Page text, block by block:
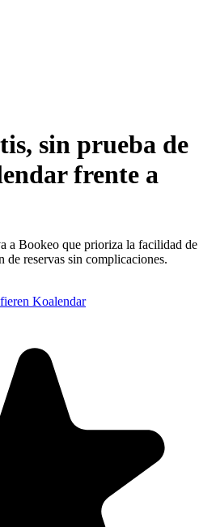
sin prueba de
frente a
a Bookeo que prioriza la facilidad de
de reservas sin complicaciones.
Koalendar